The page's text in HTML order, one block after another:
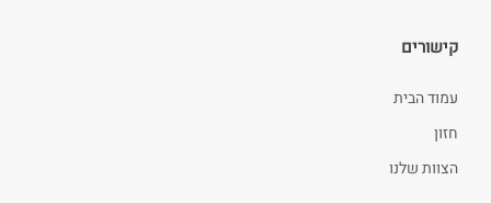
קישורים
עמוד הבית
חזון
הצוות שלנו